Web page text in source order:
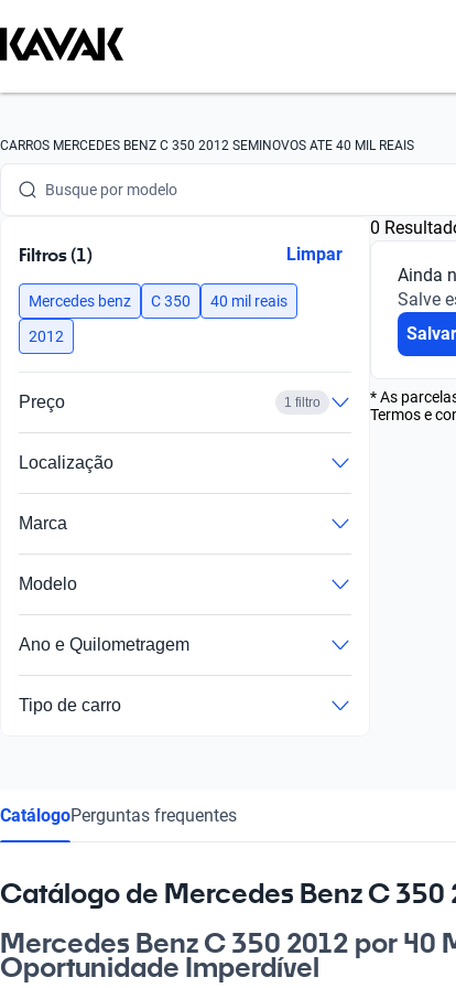
CARROS MERCEDES BENZ C 350 2012 SEMINOVOS ATE 40 MIL REAIS
Busque por marca
Busque por modelo
Busque por ano
Busque por marca
Busque por versão
Filtros (1) Limpar
Mercedes benz C 350
40 mil reais
2012
Preço 1 filtro
Localização
Marca
Modelo
Ano e Quilometragem
Tipo de carro
0
Ainda
Salve
* As
Termos e
CatálogoPerguntas frequentes
Catálogo de Mercedes Benz C 350
Mercedes Benz C 350 2012 por 40
Oportunidade Imperdível